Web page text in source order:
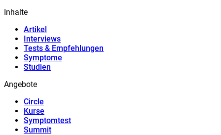
Inhalte
Artikel
Interviews
Tests & Empfehlungen
Symptome
Studien
Angebote
Circle
Kurse
Symptomtest
Summit